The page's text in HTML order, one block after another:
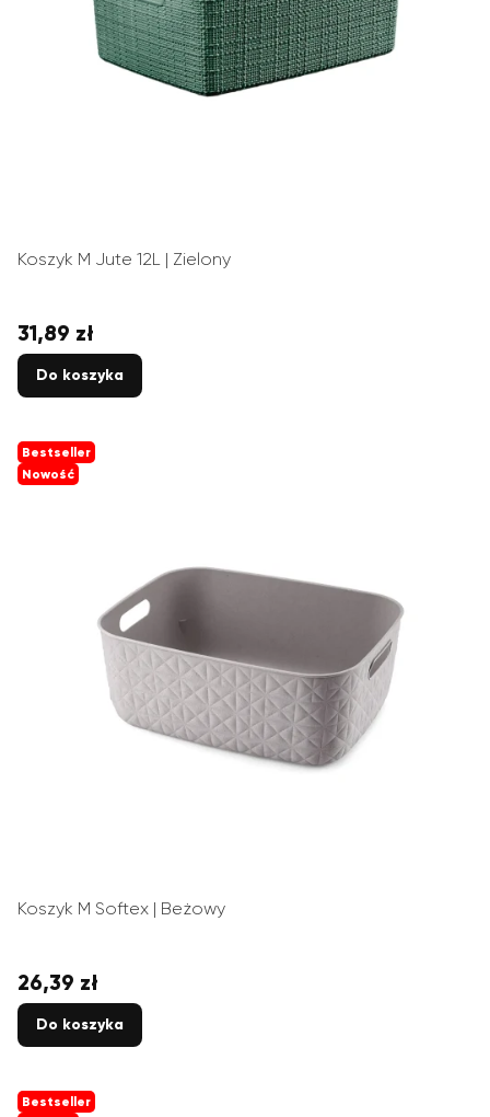
Koszyk M Jute 12L | Zielony
Cena
31,89 zł
Do koszyka
Bestseller
Nowość
Koszyk M Softex | Beżowy
Cena
26,39 zł
Do koszyka
Bestseller